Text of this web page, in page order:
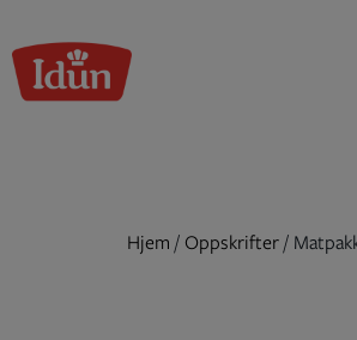
to
content
Hjem / Oppskrifter/